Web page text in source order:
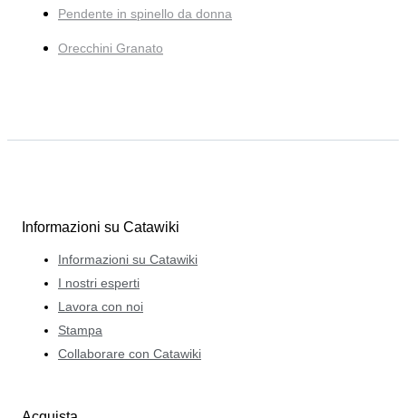
Pendente in spinello da donna
Orecchini Granato
Informazioni su Catawiki
Informazioni su Catawiki
I nostri esperti
Lavora con noi
Stampa
Collaborare con Catawiki